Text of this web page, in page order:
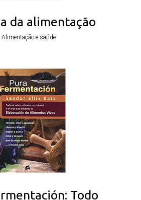
da alimentação
Alimentação e saúde
Todo